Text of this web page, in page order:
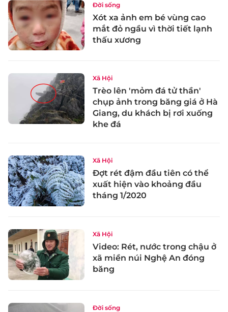
Đời sống
Xót xa ảnh em bé vùng cao
mắt đỏ ngầu vì thời tiết lạnh
thấu xương
Xã Hội
Trèo lên 'mỏm đá tử thần'
chụp ảnh trong băng giá ở Hà
Giang, du khách bị rơi xuống
khe đá
Xã Hội
Đợt rét đậm đầu tiên có thể
xuất hiện vào khoảng đầu
tháng 1/2020
Xã Hội
Video: Rét, nước trong chậu ở
xã miền núi Nghệ An đóng
băng
Đời sống